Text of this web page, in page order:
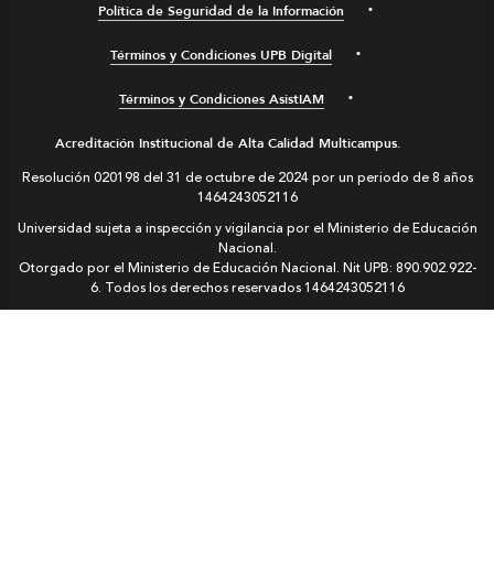
Política de Seguridad de la Información
Términos y Condiciones UPB Digital
Términos y Condiciones AsistIAM
Acreditación Institucional de Alta Calidad Multicampus.
Resolución 020198 del 31 de octubre de 2024 por un periodo de 8 años
1464243052116
Universidad sujeta a inspección y vigilancia por el Ministerio de Educación
Nacional.
Otorgado por el Ministerio de Educación Nacional. Nit UPB: 890.902.922-
6. Todos los derechos reservados1464243052116